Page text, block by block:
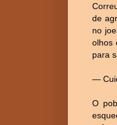
de
no
olhos
para
—
O